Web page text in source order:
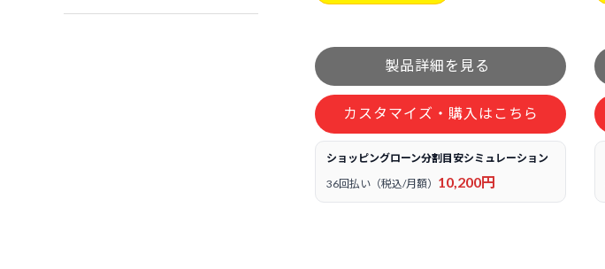
カスタマイズ・購入はこちら
ショッピングローン分割目安シミュレーション
36回払い（税込/月額） 10,200円